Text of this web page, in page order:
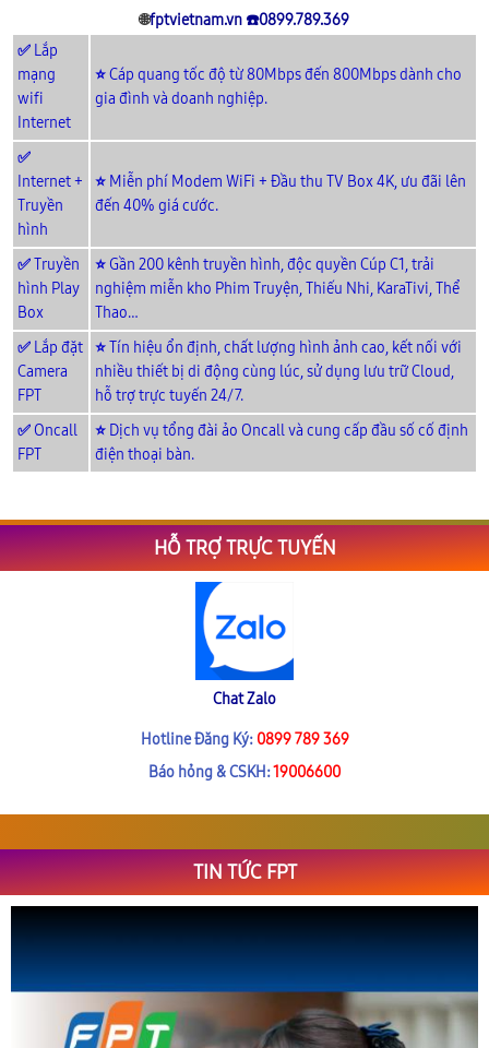
🌐fptvietnam.vn ☎️0899.789.369
✅ Lắp
mạng
wifi
Internet
⭐Cáp quang tốc độ từ 80Mbps đến 800Mbps dành cho
gia đình và doanh nghiệp.
✅
Internet +
Truyền
hình
⭐ Miễn phí Modem WiFi + Đầu thu TV Box 4K, ưu đãi lên
đến 40% giá cước.
✅Truyền
hình Play
Box
⭐ Gần 200 kênh truyền hình, độc quyền Cúp C1, trải
nghiệm miễn kho Phim Truyện, Thiếu Nhi, KaraTivi, Thể
Thao…
✅ Lắp đặt
Camera
FPT
⭐Tín hiệu ổn định, chất lượng hình ảnh cao, kết nối với
nhiều thiết bị di động cùng lúc, sử dụng lưu trữ Cloud,
hỗ trợ trực tuyến 24/7.
✅Oncall
FPT
⭐ Dịch vụ tổng đài ảo Oncall và cung cấp đầu số cố định
điện thoại bàn.
HỖ TRỢ TRỰC TUYẾN
Chat Zalo
Hotline Đăng Ký: 0899 789 369
Báo hỏng & CSKH:19006600
TIN TỨC FPT